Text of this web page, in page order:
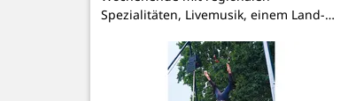
Spezialitäten, Livemusik, einem Land-…